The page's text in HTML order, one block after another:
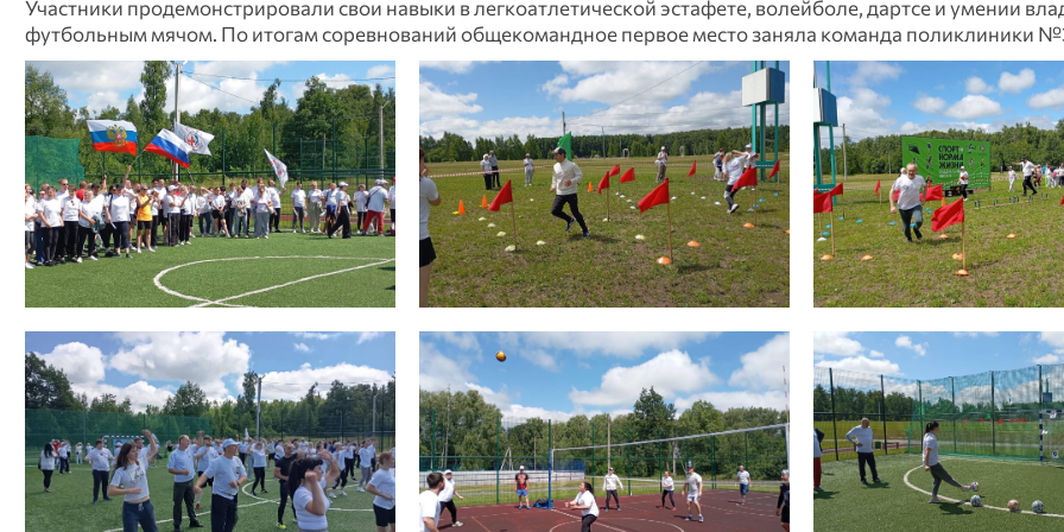
Участники продемонстрировали свои навыки в легкоатлетической эстафете, волейболе, дартсе и умении
футбольным мячом. По итогам соревнований общекомандное первое место заняла команда поликлиники